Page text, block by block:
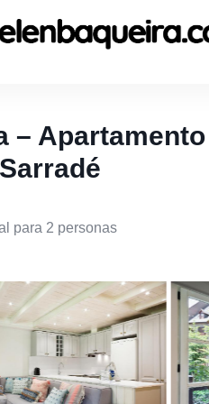
–
para 2 personas